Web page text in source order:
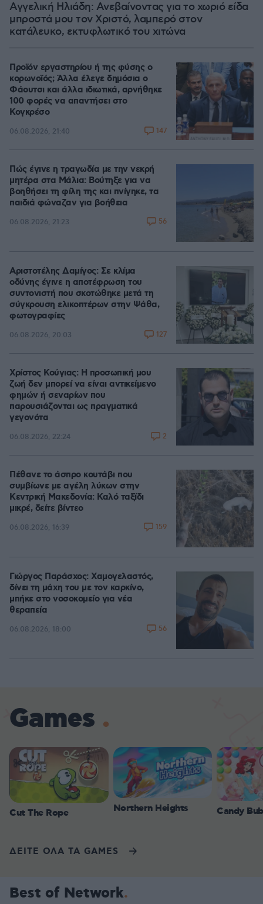
Αγγελική Ηλιάδη: Ανεβαίνοντας για το χωριό είδα
μπροστά μου τον Χριστό, λαμπερό στον
κατάλευκο, εκτυφλωτικό του χιτώνα
Προϊόν εργαστηρίου ή της φύσης ο
κορωνοϊός; Άλλα έλεγε δημόσια ο
Φάουτσι και άλλα ιδιωτικά, αρνήθηκε
100 φορές να απαντήσει στο
Κογκρέσο
06.08.2026, 21:40 147
Πώς έγινε η τραγωδία με την νεκρή
μητέρα στα Μάλια: Βούτηξε για να
βοηθήσει τη φίλη της και πνίγηκε, τα
παιδιά φώναζαν για βοήθεια
06.08.2026, 21:23 56
Αριστοτέλης Δαμίγος: Σε κλίμα
οδύνης έγινε η αποτέφρωση του
συντονιστή που σκοτώθηκε μετά τη
σύγκρουση ελικοπτέρων στην Ψάθα,
φωτογραφίες
06.08.2026, 20:03 127
Χρίστος Κούγιας: Η προσωπική μου
ζωή δεν μπορεί να είναι αντικείμενο
φημών ή σεναρίων που
παρουσιάζονται ως πραγματικά
γεγονότα
06.08.2026, 22:24 2
Πέθανε το άσπρο κουτάβι που
συμβίωνε με αγέλη λύκων στην
Κεντρική Μακεδονία: Καλό ταξίδι
μικρέ, δείτε βίντεο
06.08.2026, 16:39 159
Γιώργος Παράσχος: Χαμογελαστός,
δίνει τη μάχη του με τον καρκίνο,
μπήκε στο νοσοκομείο για νέα
θεραπεία
06.08.2026, 18:00 56
Games
Cut The Rope Northern Heights Candy
ΔΕΙΤΕ ΟΛΑ ΤΑ GAMES
Best of Network